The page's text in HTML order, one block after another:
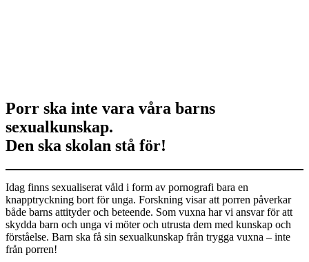
Porr ska inte vara våra barns
sexualkunskap.
Den ska skolan stå för!
Idag finns sexualiserat våld i form av pornografi bara en
knapptryckning bort för unga. Forskning visar att porren påverkar
både barns attityder och beteende. Som vuxna har vi ansvar för att
skydda barn och unga vi möter och utrusta dem med kunskap och
förståelse. Barn ska få sin sexualkunskap från trygga vuxna – inte
från porren!